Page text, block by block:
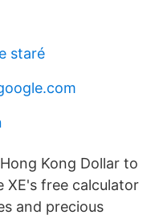
staré
Kong Dollar to
XE's free calculator
and precious